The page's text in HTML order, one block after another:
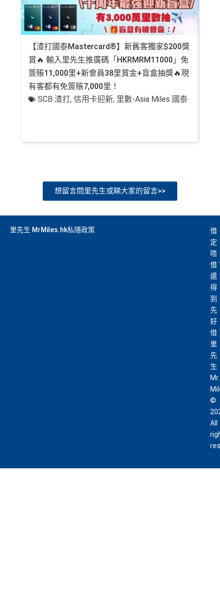
【渣打國泰Mastercard®】新舊客獨家$200獎
賞🔥 輸入里先生推廣碼「HKRMRM11000」免
簽賬11,000里+新會員38里賞金+盲盒抽獎🔥現
有客都有免簽賬7,000里！
SCB 渣打,信用卡迎新, 里數-Asia Miles 國泰
想留言問里先生或睇大家的留言>>
里先生 MrMiles.hk私隱政策
借
定
唔
借
還
得
到
先
好
借
里
先
生
Mr.
©
All